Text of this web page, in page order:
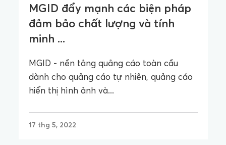
MGID đẩy mạnh các biện pháp
đảm bảo chất lượng và tính
minh ...
MGID - nền tảng quảng cáo toàn cầu
dành cho quảng cáo tự nhiên, quảng cáo
hiển thị hình ảnh và...
17 thg 5, 2022